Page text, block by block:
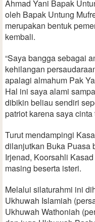
Ahmad Yani Bapak
oleh Bapak Untung
merupakan bentuk
kembali.
“Saya bangga sebagai
kehilangan
apalagi almahum Pak
Hal ini saya alami
dibikin beliau sendiri
patriot karena saya cinta
Turut mendampingi
dilanjutkan Buka Puasa
Irjenad, Koorsahli
masing beserta isteri.
Melalui silaturahmi ini
Ukhuwah Islamiah
Ukhuwah Wathoniah